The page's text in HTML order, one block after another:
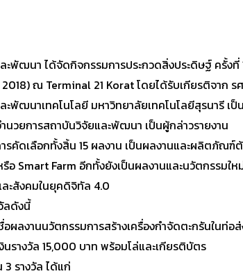
พัฒนา ได้จัดกิจกรรมการประกวดสิ่งประดิษฐ์ ครั้งที่
ณ Terminal 21 Korat โดยได้รับเกียรติจาก ร
พัฒนาเทคโนโลยี มหาวิทยาลัยเทคโนโลยีสุรนารี เป็
วยการสถาบันวิจัยและพัฒนา เป็นผู้กล่าวรายงาน
รคัดเลือกทั้งสิ้น 15 ผลงาน เป็นผลงานและผลิตภัณ
Smart Farm อีกทั้งยังเป็นผลงานและนวัตกรรมให
สังคมในยุคดิจิทัล 4.0
ลดังนี้
ผลงานนวัตกรรมการสร้างเครื่องกำจัดตะกรันในท่อ
รางวัล 15,000 บาท พร้อมโล่และเกียรติบัตร
รางวัล ได้แก่